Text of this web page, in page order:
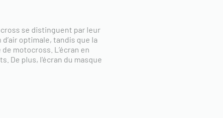
se distinguent par leur
optimale, tandis que la
motocross. L’écran en
De plus, l'écran du masque